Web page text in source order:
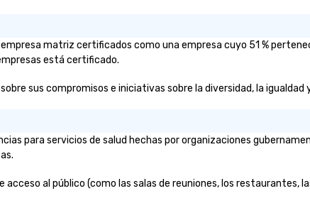
empresa matriz certificados como una empresa cuyo 51 %
está certificado.
sus compromisos e iniciativas sobre la diversidad, la igualdad
para servicios de salud hechas por organizaciones
al público (como las salas de reuniones, los restaurantes,